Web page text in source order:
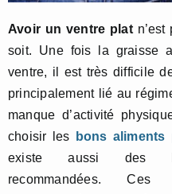
Avoir un ventre platn’est
soit. Une fois la graisse
ventre, il est très difficile
principalement lié au
manque d’activité
choisir les
bons
existe aussi des
recommandées.